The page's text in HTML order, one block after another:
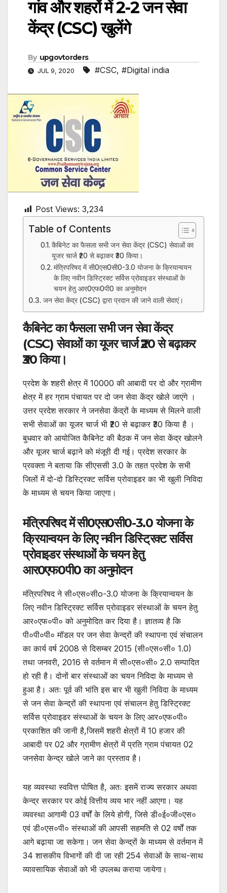
गांव और शहरों में 2-2 जन सेवा
केंद्र (CSC) खुलेंगे
By upgovtorders
JUL 9, 2020 #CSC, #Digital india
Post Views: 3,234
Table of Contents
कैबिनेट का फैसला सभी जन सेवा केंद्र (CSC) सेवाओं का
यूजर चार्ज ₹20 से बढ़ाकर ₹30 किया।
मंत्रिपरिषद में सी0एस0सी0-3.0 योजना के क्रियान्वयन
के लिए नवीन डिस्ट्रिक्ट सर्विस प्रोवाइडर संस्थाओं के
चयन हेतु आर0एफ0पी0 का अनुमोदन
जन सेवा केंद्र (CSC) द्वारा प्रदान की जाने वाली सेवाएं।
कैबिनेट का फैसला सभी जन सेवा केंद्र
(CSC) सेवाओं का यूजर चार्ज ₹20 से बढ़ाकर
₹30 किया।
प्रदेश के शहरी क्षेत्र में 10000 की आबादी पर दो और ग्रामीण
क्षेत्र में हर ग्राम पंचायत पर दो जन सेवा केंद्र खोले जाएंगे ।
उत्तर प्रदेश सरकार ने जनसेवा केंद्रों के माध्यम से मिलने वाली
सभी सेवाओं का यूजर चार्ज भी ₹20 से बढ़ाकर ₹30 किया है ।
बुधवार को आयोजित कैबिनेट की बैठक में जन सेवा केंद्र खोलने
और यूजर चार्ज बढ़ाने को मंजूरी दी गई। प्रदेश सरकार के
प्रवक्ता ने बताया कि सीएससी 3.0 के तहत प्रदेश के सभी
जिलों में दो-दो डिस्ट्रिक्ट सर्विस प्रोवाइडर का भी खुली निविदा
के माध्यम से चयन किया जाएगा।
मंत्रिपरिषद में सी0एस0सी0-3.0 योजना के
क्रियान्वयन के लिए नवीन डिस्ट्रिक्ट सर्विस
प्रोवाइडर संस्थाओं के चयन हेतु
आर0एफ0पी0 का अनुमोदन
मंत्रिपरिषद ने सी०एस०सीo-3.0 योजना के क्रियान्वयन के
लिए नवीन डिस्ट्रिक्ट सर्विस प्रोवाइडर संस्थाओं के चयन हेतु
आर०एफ०पी० को अनुमोदित कर दिया है। ज्ञातव्य है कि
पी०पी०पी० मॉडल पर जन सेवा केन्द्रों की स्थापना एवं संचालन
का कार्य वर्ष 2008 से दिसम्बर 2015 (सी०एस०सी० 1.0)
तथा जनवरी, 2016 से वर्तमान में सी०एस०सी० 2.0 सम्पादित
हो रही है। दोनों बार संस्थाओं का चयन निविदा के माध्यम से
हुआ है। अतः पूर्व की भांति इस बार भी खुली निविदा के माध्यम
से जन सेवा केन्द्रों की स्थापना एवं संचालन हेतु डिस्ट्रिक्ट
सर्विस प्रोवाइडर संस्थाओं के चयन के लिए आर०एफ०पी०
प्रकाशित की जानी है,जिसमें शहरी क्षेत्रों में 10 हजार की
आबादी पर 02 और ग्रामीण क्षेत्रों में प्रति ग्राम पंचायत 02
जनसेवा केन्द्र खोले जाने का प्रस्ताव है।
यह व्यवस्था स्ववित्त पोषित है, अतः इसमें राज्य सरकार अथवा
केन्द्र सरकार पर कोई वित्तीय व्यय भार नहीं आएगा। यह
व्यवस्था आगामी 03 वर्षों के लिये होगी, जिसे डी०ई०जी०एस०
एवं डी०एस०पी० संस्थाओं की आपसी सहमति से 02 वर्षों तक
आगे बढ़ाया जा सकेगा। जन सेवा केन्द्रों के माध्यम से वर्तमान में
34 शासकीय विभागों की दी जा रही 254 सेवाओं के साथ-साथ
व्यावसायिक सेवाओं को भी उपलब्ध कराया जायेगा।